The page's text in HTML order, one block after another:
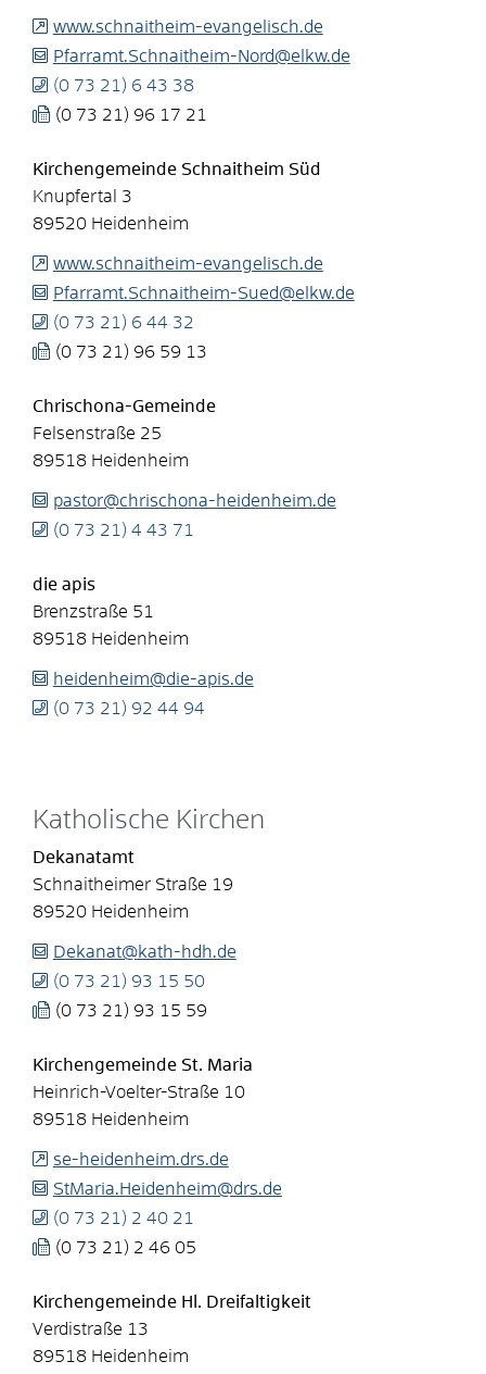
www.schnaitheim-evangelisch.de
Pfarramt.Schnaitheim-Nord@elkw.de
(0 73 21) 6 43 38
(0 73 21) 96 17 21
Kirchengemeinde Schnaitheim Süd
Knupfertal 3
89520 Heidenheim
www.schnaitheim-evangelisch.de
Pfarramt.Schnaitheim-Sued@elkw.de
(0 73 21) 6 44 32
(0 73 21) 96 59 13
Chrischona-Gemeinde
Felsenstraße 25
89518 Heidenheim
pastor@chrischona-heidenheim.de
(0 73 21) 4 43 71
die apis
Brenzstraße 51
89518 Heidenheim
heidenheim@die-apis.de
(0 73 21) 92 44 94
Katholische Kirchen
Dekanatamt
Schnaitheimer Straße 19
89520 Heidenheim
Dekanat@kath-hdh.de
(0 73 21) 93 15 50
(0 73 21) 93 15 59
Kirchengemeinde St. Maria
Heinrich-Voelter-Straße 10
89518 Heidenheim
se-heidenheim.drs.de
StMaria.Heidenheim@drs.de
(0 73 21) 2 40 21
(0 73 21) 2 46 05
Kirchengemeinde Hl. Dreifaltigkeit
Verdistraße 13
89518 Heidenheim